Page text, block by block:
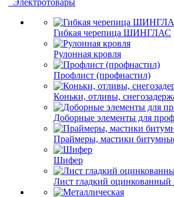
Электротовары
Гибкая черепица ШИНГЛАС
Рулонная кровля
Профлист (профнастил)
Коньки, отливы,
Доборные элементы для
Праймеры, мастики
Шифер
Лист гладкий оцинкованный